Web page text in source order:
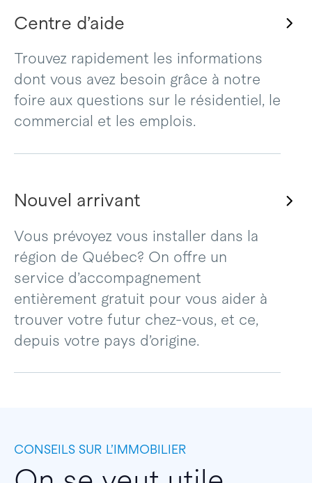
Centre d’aide
Trouvez rapidement les informations
dont vous avez besoin grâce à notre
foire aux questions sur le résidentiel, le
commercial et les emplois.
Nouvel arrivant
Vous prévoyez vous installer dans la
région de Québec? On offre un
service d’accompagnement
entièrement gratuit pour vous aider à
trouver votre futur chez-vous, et ce,
depuis votre pays d’origine.
CONSEILS SUR L’IMMOBILIER